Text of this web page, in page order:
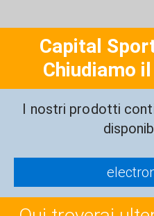
Capital
Chiudiamo
I nostri prodotti